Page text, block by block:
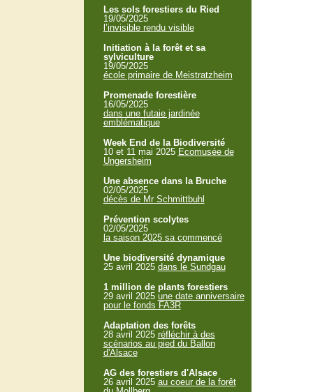
Les sols forestiers du Ried
19/05/2025
l’invisible rendu visible
Initiation à la forêt et sa
sylviculture
19/05/2025
école primaire de Meistratzheim
Promenade forestière
16/05/2025
dans une futaie jardinée
emblématique
Week End de la Biodiversité
10 et 11 mai 2025 Ecomusée de
Ungersheim
Une absence dans la Bruche
02/05/2025
décès de Mr Schmittbuhl
Prévention scolytes
02/05/2025
la saison 2025 sa commencé
Une biodiversité dynamique
25 avril 2025 dans le Sundgau
1 million de plants forestiers
29 avril 2025 une date anniversaire
pour le fonds FA3R
Adaptation des forêts
28 avril 2025 réfléchir à des
scénarios au pied du Ballon
d'Alsace
AG des forestiers d'Alsace
26 avril 2025 au coeur de la forêt